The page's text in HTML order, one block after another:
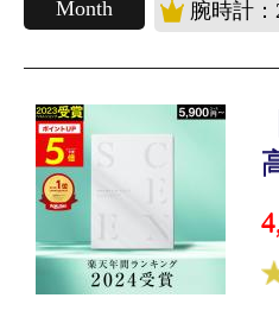
Month 腕時計：